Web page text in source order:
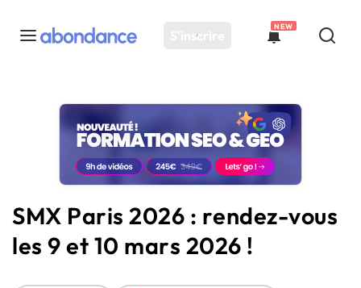
S'inscrire
NEW
Toutes les actus
Actus SEO
Plateforme
Solutions
Ressources
Audit SEO
SMX Paris 2026 : rendez-vous
les 9 et 10 mars 2026 !